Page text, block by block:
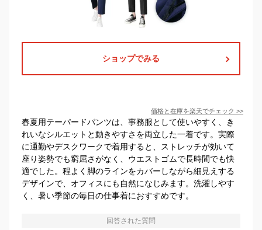
ショップでみる
価格と在庫を楽天でチェック >>
春夏用テーパードパンツは、事務服として使いやすく、き
れいなシルエットと動きやすさを両立した一着です。実際
に通勤やデスクワークで着用すると、ストレッチが効いて
座り姿勢でも窮屈さがなく、ウエストゴムで長時間でも快
適でした。程よく脚のラインをカバーしながら細見えする
デザインで、オフィスにも自然になじみます。洗濯しやす
く、暑い季節の毎日の仕事着におすすめです。
回答された質問